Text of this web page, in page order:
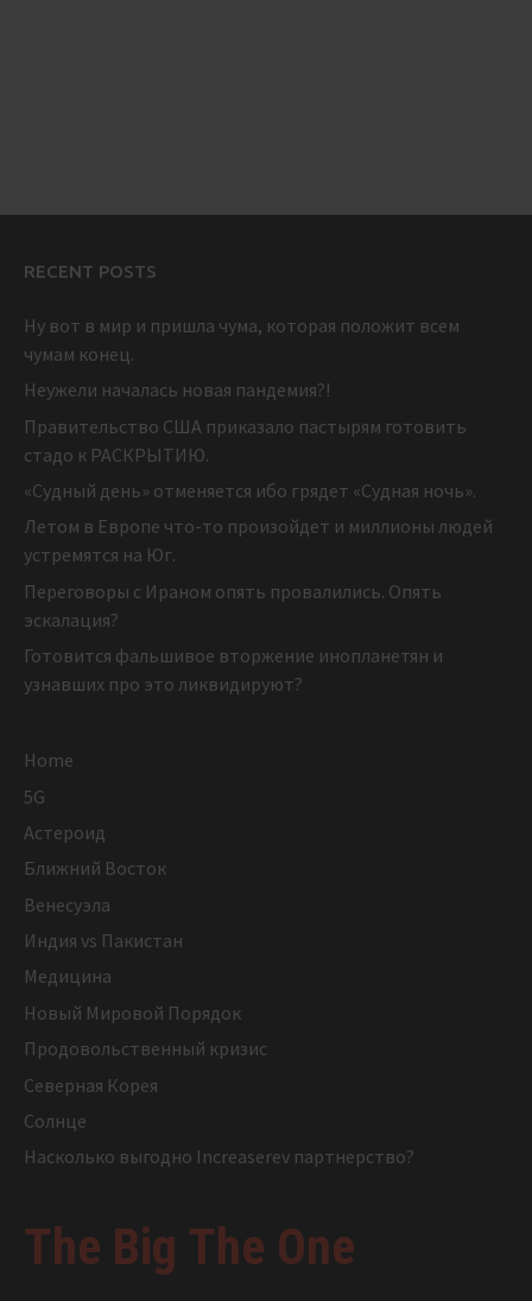
RECENT POSTS
Ну вот в мир и пришла чума, которая положит всем
чумам конец.
Неужели началась новая пандемия?!
Правительство США приказало пастырям готовить
стадо к РАСКРЫТИЮ.
«Судный день» отменяется ибо грядет «Судная ночь».
Летом в Европе что-то произойдет и миллионы людей
устремятся на Юг.
Переговоры с Ираном опять провалились. Опять
эскалация?
Готовится фальшивое вторжение инопланетян и
узнавших про это ликвидируют?
Home
5G
Астероид
Ближний Восток
Венесуэла
Индия vs Пакистан
Медицина
Новый Мировой Порядок
Продовольственный кризис
Северная Корея
Солнце
Насколько выгодно Increaserev партнерство?
The Big The One